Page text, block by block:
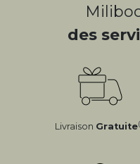
des
Livraison Gratuite